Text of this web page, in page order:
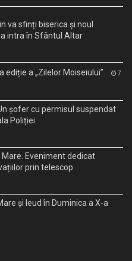
va sfinți biserica și noul
intra în Sfântul Altar
ediție a „Zilelor Moiseiului” 7
șofer cu permisul suspendat
Poliției
Eveniment dedicat
prin telescop
și Ieud în Duminica a X-a